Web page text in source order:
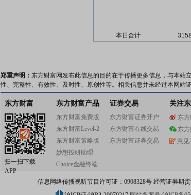
本日合计
郑重声明： 东方财富网发布此信息的目的在于传播更多信息，与本站
性、完整性、有效性、及时性、原创性等。相关信息并未经过本网站
东方财富
扫一扫下载
APP
东方财富产品
东方财富免费版
东方财富Level-2
东方财富策略版
妙想投研助理
Choice金融终端
证券交易
东方财富证券开户
东方财富在线交易
东方财富证券交易
关注
东
东
意见
信息网络传播视听节目许可证：0908328号 经营证券期